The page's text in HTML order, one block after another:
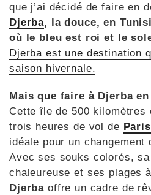
que j’ai décidé de faire en
Djerba, la douce, en
où le bleu est roi et le
Djerba est une destination
saison hivernale.
Mais que faire à Djerba
Cette île de 500 kilomètres
trois heures de vol de Paris
idéale pour un changement
Avec ses souks colorés, sa
chaleureuse et ses plages
Djerba offre un cadre de